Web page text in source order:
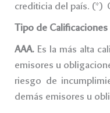
crediticia del país. (*)
Tipo de
AAA. Es la más alta
emisores u
riesgo de
demás emisores u